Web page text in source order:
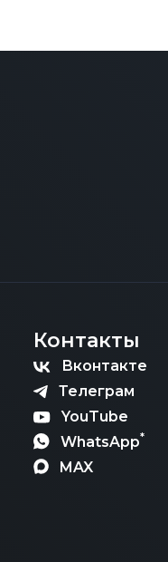
Контакты
Вконтакте
Телеграм
YouTube
WhatsApp*
MAX